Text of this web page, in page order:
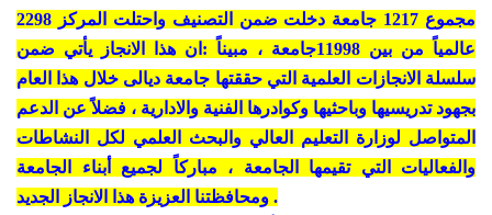
مجموع 1217 جامعة دخلت ضمن التصنيف واحتلت المركز 2298
عالمياً من بين 11998جامعة ، مبيناً :ان هذا الانجاز يأتي ضمن
سلسلة الانجازات العلمية التي حققتها جامعة ديالى خلال هذا العام
بجهود تدريسيها وباحثيها وكوادرها الفنية والادارية ، فضلاً عن الدعم
المتواصل لوزارة التعليم العالي والبحث العلمي لكل النشاطات
والفعاليات التي تقيمها الجامعة ، مباركاً لجميع أبناء الجامعة
ومحافظتنا العزيزة هذا الانجاز الجديد .